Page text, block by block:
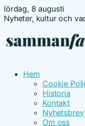
lördag, 8 augusti
Nyheter, kultur och
Hem
Cookie
Historia
Kontakt
Nyhetsbrev
Om oss